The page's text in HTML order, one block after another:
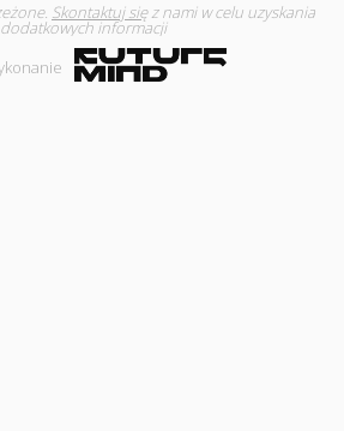
Skontaktuj sięz nami w celu uzyskania
dodatkowych informacji